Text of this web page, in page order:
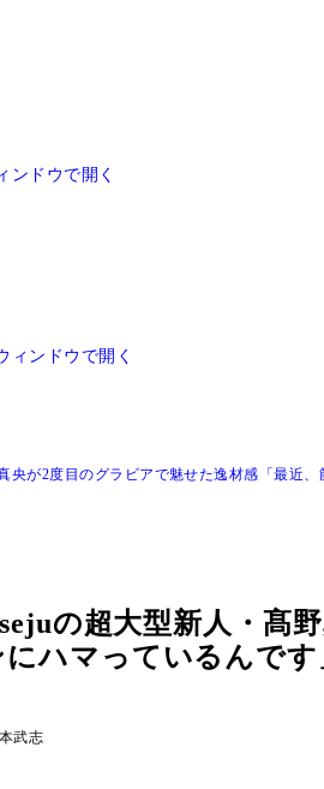
ンドウで開く
ィンドウで開く
央が2度目のグラビアで魅せた逸材感「最近
sejuの超大型新人・髙
ハマっているんです
武志